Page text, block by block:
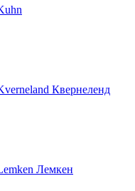
Квернеленд
Лемкен